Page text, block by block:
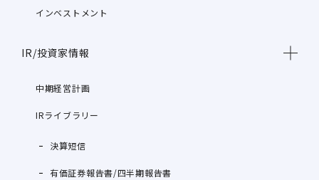
インベストメント
IR/投資家情報
中期経営計画
IRライブラリー
決算短信
有価証券報告書/四半期報告書